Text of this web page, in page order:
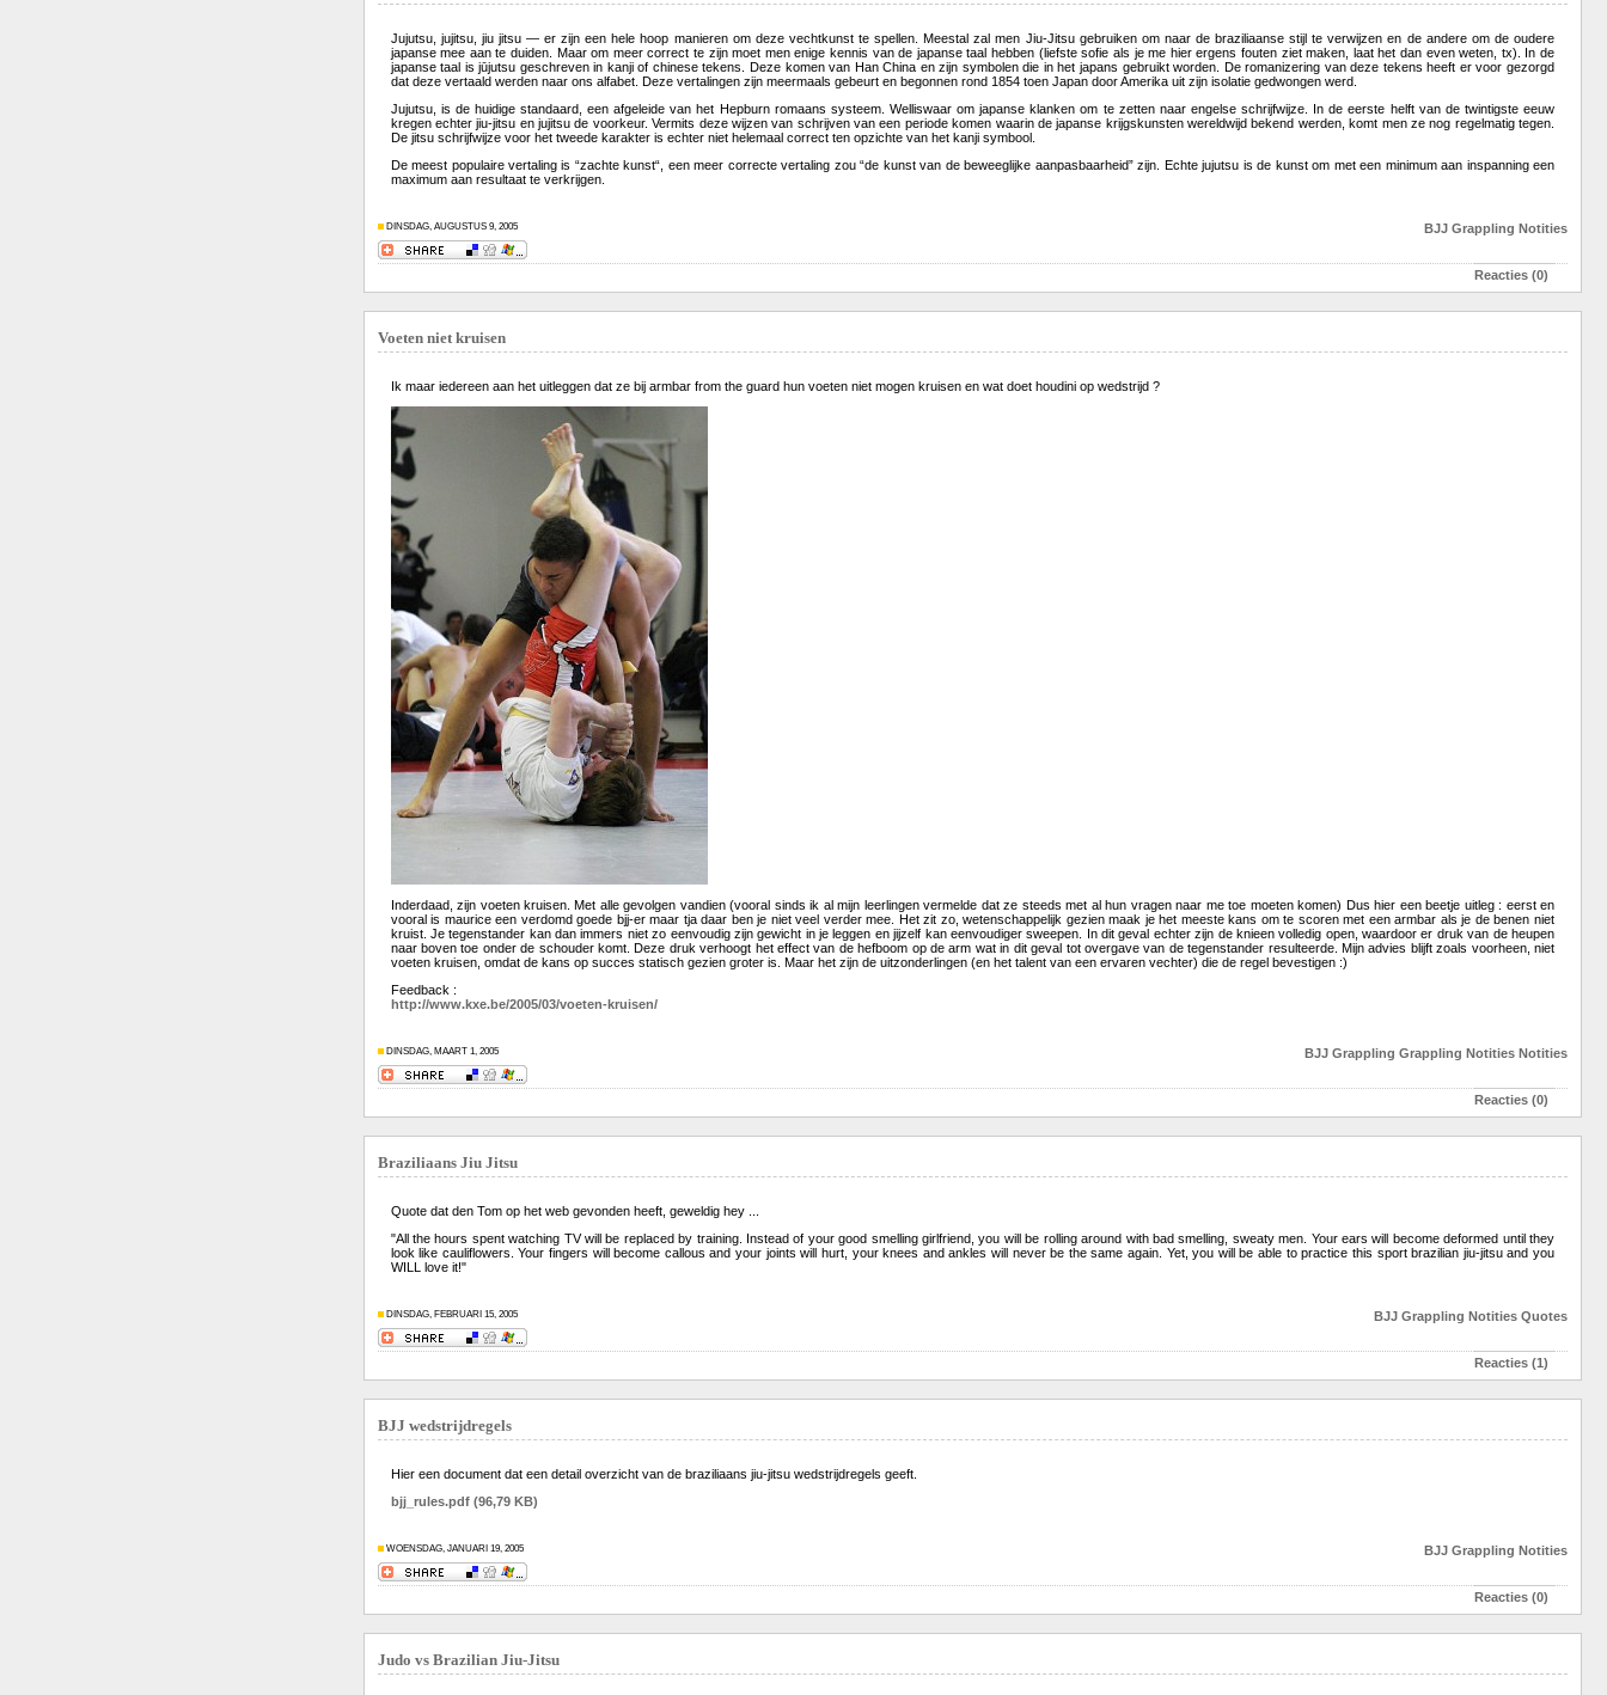
Jujutsu, jujitsu, jiu jitsu — er zijn een hele hoop manieren om deze vechtkunst te spellen. Meestal zal men Jiu-Jitsu gebruiken om naar de braziliaanse stijl te verwijzen en de andere om de oudere
japanse mee aan te duiden. Maar om meer correct te zijn moet men enige kennis van de japanse taal hebben (liefste sofie als je me hier ergens fouten ziet maken, laat het dan even weten, tx). In de
japanse taal is jūjutsu geschreven in kanji of chinese tekens. Deze komen van Han China en zijn symbolen die in het japans gebruikt worden. De romanizering van deze tekens heeft er voor gezorgd
dat deze vertaald werden naar ons alfabet. Deze vertalingen zijn meermaals gebeurt en begonnen rond 1854 toen Japan door Amerika uit zijn isolatie gedwongen werd.
Jujutsu, is de huidige standaard, een afgeleide van het Hepburn romaans systeem. Welliswaar om japanse klanken om te zetten naar engelse schrijfwijze. In de eerste helft van de twintigste eeuw
kregen echter jiu-jitsu en jujitsu de voorkeur. Vermits deze wijzen van schrijven van een periode komen waarin de japanse krijgskunsten wereldwijd bekend werden, komt men ze nog regelmatig tegen.
De jitsu schrijfwijze voor het tweede karakter is echter niet helemaal correct ten opzichte van het kanji symbool.
De meest populaire vertaling is “zachte kunst“, een meer correcte vertaling zou “de kunst van de beweeglijke aanpasbaarheid” zijn. Echte jujutsu is de kunst om met een minimum aan inspanning een
maximum aan resultaat te verkrijgen.
DINSDAG, AUGUSTUS 9, 2005 BJJ Grappling Notities
Reacties (0)
Voeten niet kruisen
Ik maar iedereen aan het uitleggen dat ze bij armbar from the guard hun voeten niet mogen kruisen en wat doet houdini op wedstrijd ?
Inderdaad, zijn voeten kruisen. Met alle gevolgen vandien (vooral sinds ik al mijn leerlingen vermelde dat ze steeds met al hun vragen naar me toe moeten komen) Dus hier een beetje uitleg : eerst en
vooral is maurice een verdomd goede bjj-er maar tja daar ben je niet veel verder mee. Het zit zo, wetenschappelijk gezien maak je het meeste kans om te scoren met een armbar als je de benen niet
kruist. Je tegenstander kan dan immers niet zo eenvoudig zijn gewicht in je leggen en jijzelf kan eenvoudiger sweepen. In dit geval echter zijn de knieen volledig open, waardoor er druk van de heupen
naar boven toe onder de schouder komt. Deze druk verhoogt het effect van de hefboom op de arm wat in dit geval tot overgave van de tegenstander resulteerde. Mijn advies blijft zoals voorheen, niet
voeten kruisen, omdat de kans op succes statisch gezien groter is. Maar het zijn de uitzonderlingen (en het talent van een ervaren vechter) die de regel bevestigen :)
Feedback :
http://www.kxe.be/2005/03/voeten-kruisen/
DINSDAG, MAART 1, 2005 BJJ Grappling Grappling Notities Notities
Reacties (0)
Braziliaans Jiu Jitsu
Quote dat den Tom op het web gevonden heeft, geweldig hey ...
"All the hours spent watching TV will be replaced by training. Instead of your good smelling girlfriend, you will be rolling around with bad smelling, sweaty men. Your ears will become deformed until they
look like cauliflowers. Your fingers will become callous and your joints will hurt, your knees and ankles will never be the same again. Yet, you will be able to practice this sport brazilian jiu-jitsu and you
WILL love it!"
DINSDAG, FEBRUARI 15, 2005 BJJ Grappling Notities Quotes
Reacties (1)
BJJ wedstrijdregels
Hier een document dat een detail overzicht van de braziliaans jiu-jitsu wedstrijdregels geeft.
bjj_rules.pdf (96,79 KB)
WOENSDAG, JANUARI 19, 2005 BJJ Grappling Notities
Reacties (0)
Judo vs Brazilian Jiu-Jitsu